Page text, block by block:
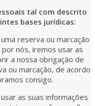
tal com descrito
bases jurídicas:
reserva ou marcação
nós, iremos usar as
a nossa obrigação de
ou marcação, de acordo
consigo.
as suas informações